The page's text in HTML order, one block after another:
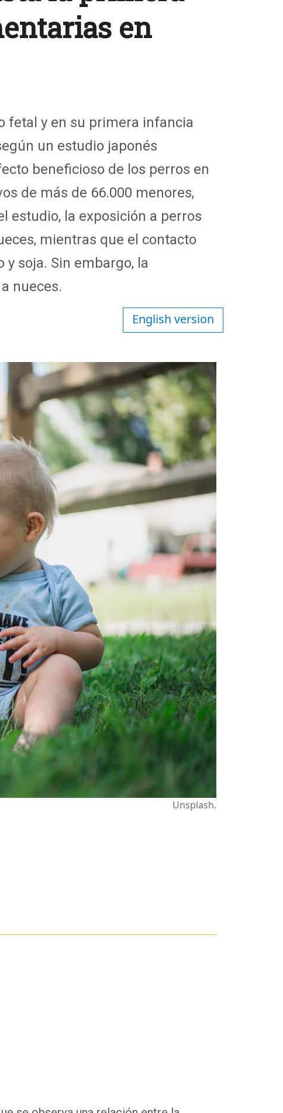
en
fetal y en su primera infancia
un estudio japonés
beneficioso de los perros en
de más de 66.000 menores,
estudio, la exposición a perros
mientras que el contacto
soja. Sin embargo, la
nueces.
English version
Unsplash.